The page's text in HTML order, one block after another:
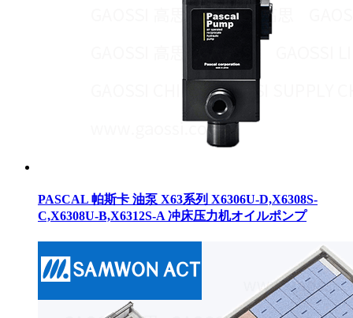
PASCAL 帕斯卡 油泵 X63系列 X6306U-D,X6308S-
C,X6308U-B,X6312S-A 冲床压力机オイルポンプ